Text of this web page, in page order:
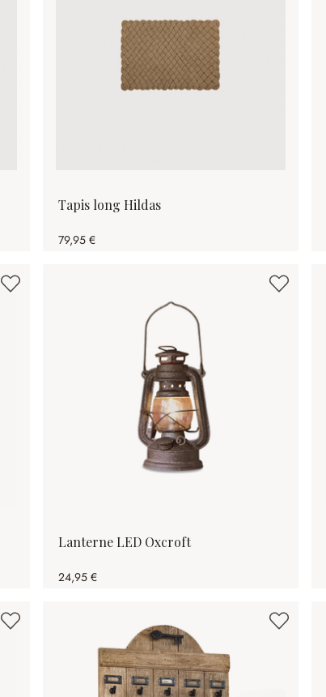
Tapis long Hildas
79,95 €
Lanterne LED Oxcroft
24,95 €